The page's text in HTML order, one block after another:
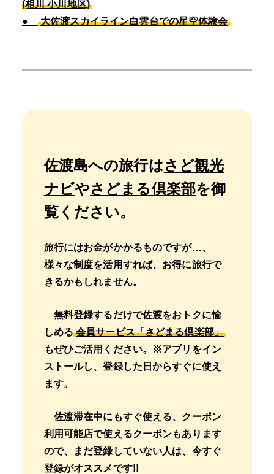
(相川 小川地区)
● 大佐渡スカイライン白雲台での星空体験会
佐渡島への旅行はさど観光
ナビやさどまる倶楽部を御
覧ください。
旅行にはお金がかかるものですが…、
様々な制度を活用すれば、お得に旅行で
きるかもしれません。
無料登録するだけで佐渡をおトクに愉
しめる 会員サービス「さどまる倶楽部」
もぜひご活用ください。※アプリをイン
ストールし、登録した日からすぐに使え
ます。
佐渡滞在中にもすぐ使える、クーポン
利用可能店で使えるクーポンもあります
ので、まだ登録していない人は、今すぐ
登録がオススメです!!